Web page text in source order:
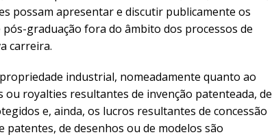
possam apresentar e discutir publicamente os
graduação fora do âmbito dos processos de
carreira.
industrial, nomeadamente quanto ao
ou royalties resultantes de invenção patenteada, de
e, ainda, os lucros resultantes de concessão
patentes, de desenhos ou de modelos são